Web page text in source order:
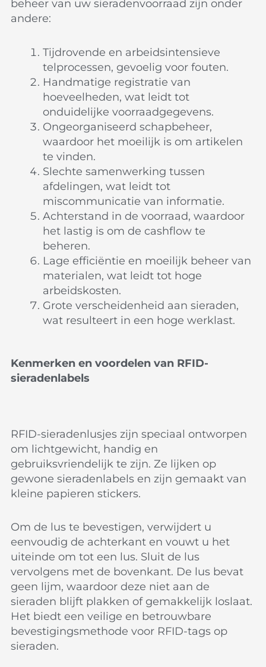
beheer van uw sieradenvoorraad zijn onder
andere:
Tijdrovende en arbeidsintensieve
telprocessen, gevoelig voor fouten.
Handmatige registratie van
hoeveelheden, wat leidt tot
onduidelijke voorraadgegevens.
Ongeorganiseerd schapbeheer,
waardoor het moeilijk is om artikelen
te vinden.
Slechte samenwerking tussen
afdelingen, wat leidt tot
miscommunicatie van informatie.
Achterstand in de voorraad, waardoor
het lastig is om de cashflow te
beheren.
Lage efficiëntie en moeilijk beheer van
materialen, wat leidt tot hoge
arbeidskosten.
Grote verscheidenheid aan sieraden,
wat resulteert in een hoge werklast.
Kenmerken en voordelen van RFID-
sieradenlabels
RFID-sieradenlusjes zijn speciaal ontworpen
om lichtgewicht, handig en
gebruiksvriendelijk te zijn. Ze lijken op
gewone sieradenlabels en zijn gemaakt van
kleine papieren stickers.
Om de lus te bevestigen, verwijdert u
eenvoudig de achterkant en vouwt u het
uiteinde om tot een lus. Sluit de lus
vervolgens met de bovenkant. De lus bevat
geen lijm, waardoor deze niet aan de
sieraden blijft plakken of gemakkelijk loslaat.
Het biedt een veilige en betrouwbare
bevestigingsmethode voor RFID-tags op
sieraden.